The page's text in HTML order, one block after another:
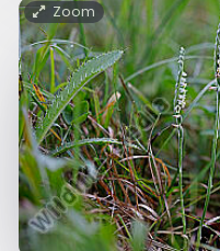
Zoom